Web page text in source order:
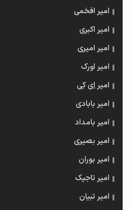
امیر افخمی
امیر اکبری
امیر امیری
امیر اورک
امیر اِی کِی
امیر بابادی
امیر بامداد
امیر بصیری
امیر بوران
امیر تاجیک
امیر تبیان